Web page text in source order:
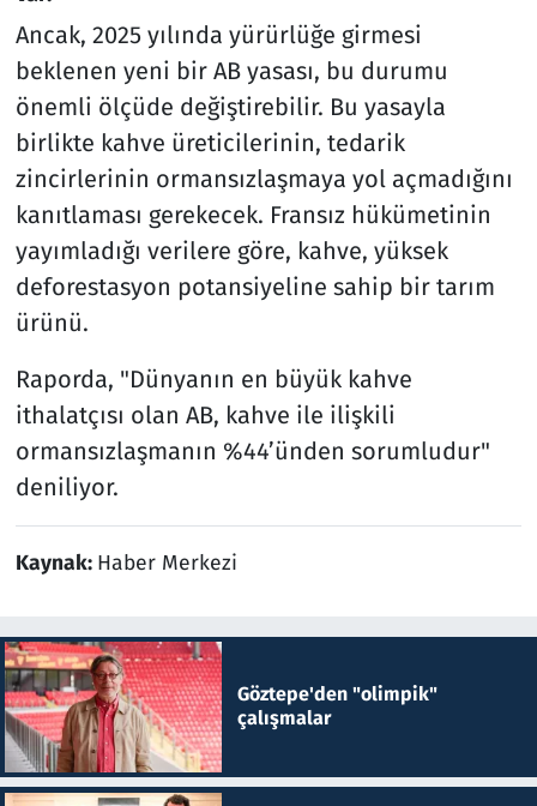
Ancak, 2025 yılında yürürlüğe girmesi
beklenen yeni bir AB yasası, bu durumu
önemli ölçüde değiştirebilir. Bu yasayla
birlikte kahve üreticilerinin, tedarik
zincirlerinin ormansızlaşmaya yol açmadığını
kanıtlaması gerekecek. Fransız hükümetinin
yayımladığı verilere göre, kahve, yüksek
deforestasyon potansiyeline sahip bir tarım
ürünü.
Raporda, "Dünyanın en büyük kahve
ithalatçısı olan AB, kahve ile ilişkili
ormansızlaşmanın %44’ünden sorumludur"
deniliyor.
Kaynak: Haber Merkezi
Göztepe'den "olimpik"
çalışmalar